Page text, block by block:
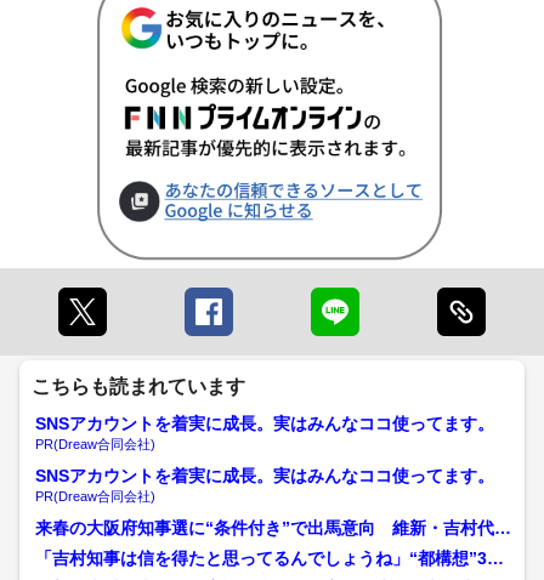
こちらも読まれています
SNSアカウントを着実に成長。実はみんなココ使ってます。
PR(Dreaw合同会社)
SNSアカウントを着実に成長。実はみんなココ使ってます。
PR(Dreaw合同会社)
来春の大阪府知事選に“条件付き”で出馬意向 維新・吉村代
表 統一地方選と“大阪都...
「吉村知事は信を得たと思ってるんでしょうね」“都構想”3度